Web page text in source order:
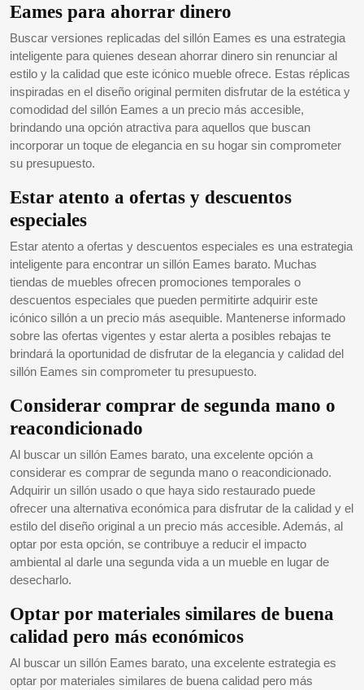
Eames para ahorrar dinero
Buscar versiones replicadas del sillón Eames es una estrategia
inteligente para quienes desean ahorrar dinero sin renunciar al
estilo y la calidad que este icónico mueble ofrece. Estas réplicas
inspiradas en el diseño original permiten disfrutar de la estética y
comodidad del sillón Eames a un precio más accesible,
brindando una opción atractiva para aquellos que buscan
incorporar un toque de elegancia en su hogar sin comprometer
su presupuesto.
Estar atento a ofertas y descuentos
especiales
Estar atento a ofertas y descuentos especiales es una estrategia
inteligente para encontrar un sillón Eames barato. Muchas
tiendas de muebles ofrecen promociones temporales o
descuentos especiales que pueden permitirte adquirir este
icónico sillón a un precio más asequible. Mantenerse informado
sobre las ofertas vigentes y estar alerta a posibles rebajas te
brindará la oportunidad de disfrutar de la elegancia y calidad del
sillón Eames sin comprometer tu presupuesto.
Considerar comprar de segunda mano o
reacondicionado
Al buscar un sillón Eames barato, una excelente opción a
considerar es comprar de segunda mano o reacondicionado.
Adquirir un sillón usado o que haya sido restaurado puede
ofrecer una alternativa económica para disfrutar de la calidad y el
estilo del diseño original a un precio más accesible. Además, al
optar por esta opción, se contribuye a reducir el impacto
ambiental al darle una segunda vida a un mueble en lugar de
desecharlo.
Optar por materiales similares de buena
calidad pero más económicos
Al buscar un sillón Eames barato, una excelente estrategia es
optar por materiales similares de buena calidad pero más